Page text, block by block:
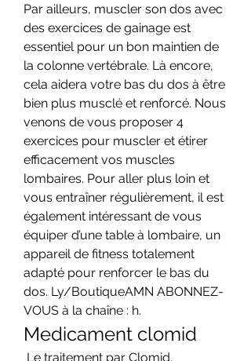
Par ailleurs, muscler son dos avec
des exercices de gainage est
essentiel pour un bon maintien de
la colonne vertébrale. Là encore,
cela aidera votre bas du dos à être
bien plus musclé et renforcé. Nous
venons de vous proposer 4
exercices pour muscler et étirer
efficacement vos muscles
lombaires. Pour aller plus loin et
vous entraîner régulièrement, il est
également intéressant de vous
équiper d’une table à lombaire, un
appareil de fitness totalement
adapté pour renforcer le bas du
dos. Ly/BoutiqueAMN ABONNEZ-
VOUS à la chaîne : h.
Medicament clomid